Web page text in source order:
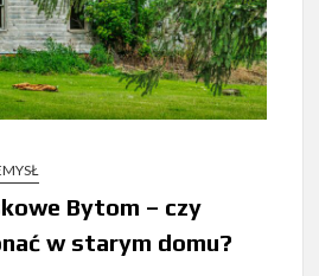
Bytom – czy
w starym domu?